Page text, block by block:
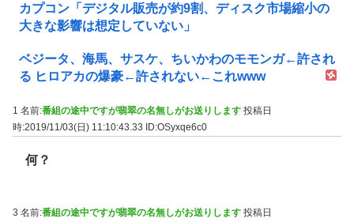
カプコン「デジタル販売が約9割、ディスク市場縮小の
大きな影響は想定していない」
ベジータ、海馬、サスケ、ちいかわのモモンガ←許され
る ヒロアカの爆豪←許されない←これwww
1 名前:番組の途中ですが翡翠の名無しがお送りします 投稿日
時:2019/11/03(日) 11:10:43.33
ID:OSyxqe6c0
何？
3 名前:番組の途中ですが翡翠の名無しがお送りします 投稿日